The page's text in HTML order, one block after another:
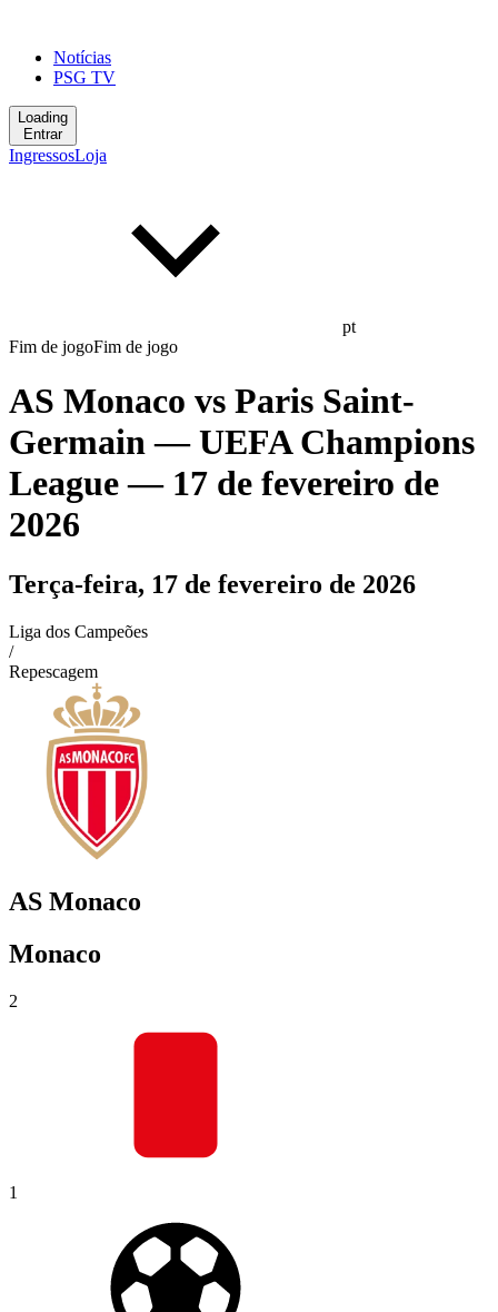
Notícias
PSG TV
Loading
Entrar
IngressosLoja
pt
Fim de jogoFim de jogo
AS Monaco vs Paris Saint-
Germain— UEFA Champions
League— 17 de fevereiro de
2026
Terça-feira, 17 de fevereiro de 2026
Liga dos Campeões
/
Repescagem
AS Monaco
Monaco
2
1